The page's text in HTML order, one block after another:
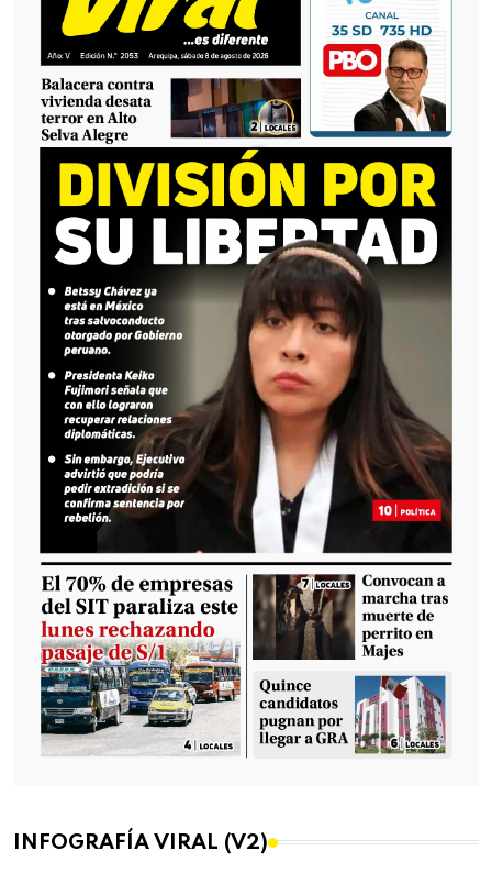
INFOGRAFÍA VIRAL (V2)